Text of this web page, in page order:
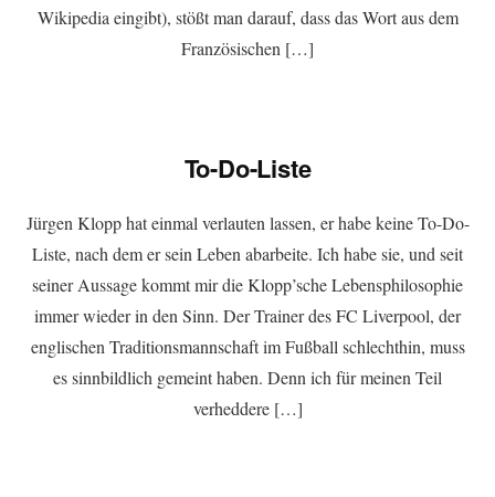
Wikipedia eingibt), stößt man darauf, dass das Wort aus dem
Französischen […]
To-Do-Liste
Jürgen Klopp hat einmal verlauten lassen, er habe keine To-Do-
Liste, nach dem er sein Leben abarbeite. Ich habe sie, und seit
seiner Aussage kommt mir die Klopp’sche Lebensphilosophie
immer wieder in den Sinn. Der Trainer des FC Liverpool, der
englischen Traditionsmannschaft im Fußball schlechthin, muss
es sinnbildlich gemeint haben. Denn ich für meinen Teil
verheddere […]